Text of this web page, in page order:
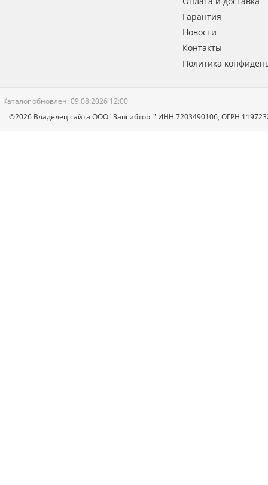
Гарантия
Новости
Контакты
Политика
Каталог обновлен: 09.08.2026 12:00
©2026 Владелец сайта ООО "Запсибторг" ИНН 7203490106, ОГРН